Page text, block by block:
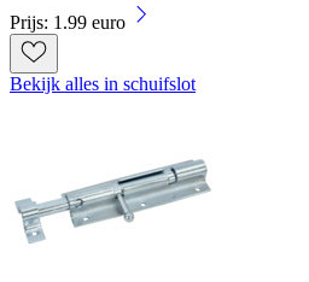
Prijs: 1.99 euro
Bekijk alles in schuifslot